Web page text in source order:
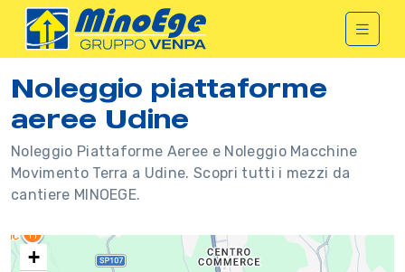
Noleggio piattaforme
aeree Udine
Noleggio Piattaforme Aeree e Noleggio Macchine
Movimento Terra a Udine. Scopri tutti i mezzi da
cantiere MINOEGE.
+